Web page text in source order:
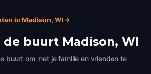
in Madison, WI→
de buurt Madison, WI
buurt om met je familie en vrienden te